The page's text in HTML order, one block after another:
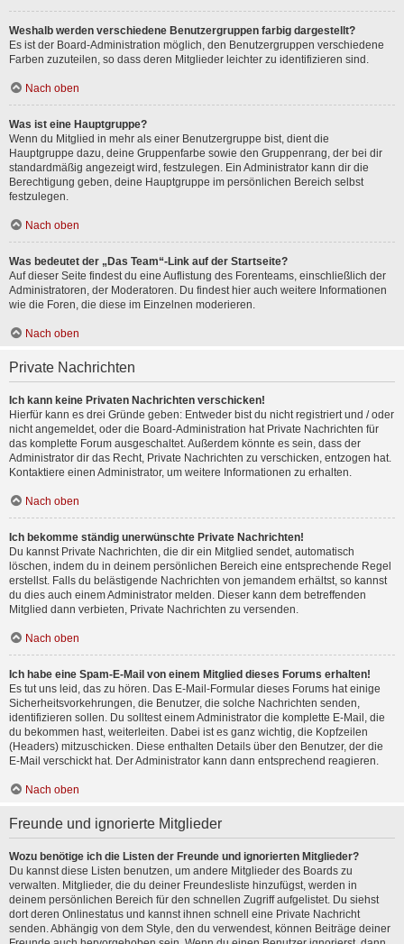
Weshalb werden verschiedene Benutzergruppen farbig dargestellt?
Es ist der Board-Administration möglich, den Benutzergruppen verschiedene
Farben zuzuteilen, so dass deren Mitglieder leichter zu identifizieren sind.
Nach oben
Was ist eine Hauptgruppe?
Wenn du Mitglied in mehr als einer Benutzergruppe bist, dient die
Hauptgruppe dazu, deine Gruppenfarbe sowie den Gruppenrang, der bei dir
standardmäßig angezeigt wird, festzulegen. Ein Administrator kann dir die
Berechtigung geben, deine Hauptgruppe im persönlichen Bereich selbst
festzulegen.
Nach oben
Was bedeutet der „Das Team“-Link auf der Startseite?
Auf dieser Seite findest du eine Auflistung des Forenteams, einschließlich der
Administratoren, der Moderatoren. Du findest hier auch weitere Informationen
wie die Foren, die diese im Einzelnen moderieren.
Nach oben
Private Nachrichten
Ich kann keine Privaten Nachrichten verschicken!
Hierfür kann es drei Gründe geben: Entweder bist du nicht registriert und / oder
nicht angemeldet, oder die Board-Administration hat Private Nachrichten für
das komplette Forum ausgeschaltet. Außerdem könnte es sein, dass der
Administrator dir das Recht, Private Nachrichten zu verschicken, entzogen hat.
Kontaktiere einen Administrator, um weitere Informationen zu erhalten.
Nach oben
Ich bekomme ständig unerwünschte Private Nachrichten!
Du kannst Private Nachrichten, die dir ein Mitglied sendet, automatisch
löschen, indem du in deinem persönlichen Bereich eine entsprechende Regel
erstellst. Falls du belästigende Nachrichten von jemandem erhältst, so kannst
du dies auch einem Administrator melden. Dieser kann dem betreffenden
Mitglied dann verbieten, Private Nachrichten zu versenden.
Nach oben
Ich habe eine Spam-E-Mail von einem Mitglied dieses Forums erhalten!
Es tut uns leid, das zu hören. Das E-Mail-Formular dieses Forums hat einige
Sicherheitsvorkehrungen, die Benutzer, die solche Nachrichten senden,
identifizieren sollen. Du solltest einem Administrator die komplette E-Mail, die
du bekommen hast, weiterleiten. Dabei ist es ganz wichtig, die Kopfzeilen
(Headers) mitzuschicken. Diese enthalten Details über den Benutzer, der die
E-Mail verschickt hat. Der Administrator kann dann entsprechend reagieren.
Nach oben
Freunde und ignorierte Mitglieder
Wozu benötige ich die Listen der Freunde und ignorierten Mitglieder?
Du kannst diese Listen benutzen, um andere Mitglieder des Boards zu
verwalten. Mitglieder, die du deiner Freundesliste hinzufügst, werden in
deinem persönlichen Bereich für den schnellen Zugriff aufgelistet. Du siehst
dort deren Onlinestatus und kannst ihnen schnell eine Private Nachricht
senden. Abhängig von dem Style, den du verwendest, können Beiträge deiner